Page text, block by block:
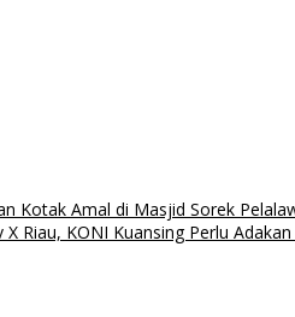
Kotak Amal di Masjid Sorek
X Riau, KONI Kuansing Perlu